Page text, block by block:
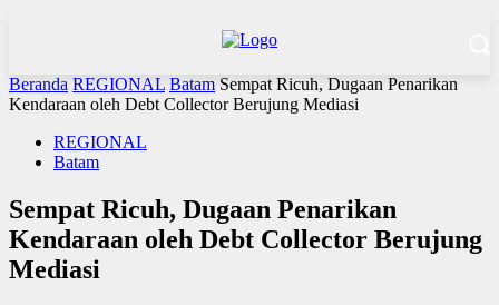
Beranda REGIONAL Batam Sempat Ricuh, Dugaan Penarikan
Kendaraan oleh Debt Collector Berujung Mediasi
REGIONAL
Batam
Sempat Ricuh, Dugaan Penarikan
Kendaraan oleh Debt Collector Berujung
Mediasi